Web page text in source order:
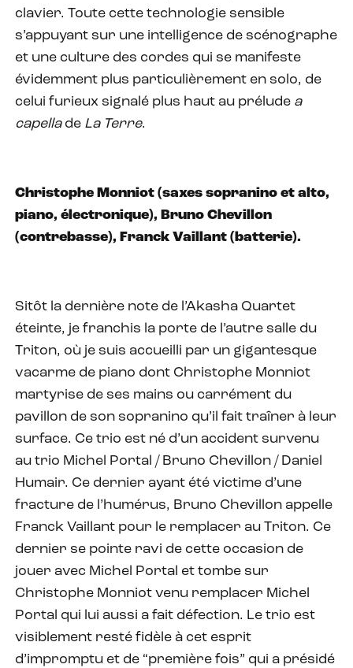
clavier. Toute cette technologie sensible
s’appuyant sur une intelligence de scénographe
et une culture des cordes qui se manifeste
évidemment plus particulièrement en solo, de
celui furieux signalé plus haut au prélude a
capellade La Terre.
Christophe Monniot (saxes sopranino et alto,
piano, électronique), Bruno Chevillon
(contrebasse), Franck Vaillant (batterie).
Sitôt la dernière note de l’Akasha Quartet
éteinte, je franchis la porte de l’autre salle du
Triton, où je suis accueilli par un gigantesque
vacarme de piano dont Christophe Monniot
martyrise de ses mains ou carrément du
pavillon de son sopranino qu’il fait traîner à leur
surface. Ce trio est né d’un accident survenu
au trio Michel Portal / Bruno Chevillon / Daniel
Humair. Ce dernier ayant été victime d’une
fracture de l’humérus, Bruno Chevillon appelle
Franck Vaillant pour le remplacer au Triton. Ce
dernier se pointe ravi de cette occasion de
jouer avec Michel Portal et tombe sur
Christophe Monniot venu remplacer Michel
Portal qui lui aussi a fait défection. Le trio est
visiblement resté fidèle à cet esprit
d’impromptu et de “première fois” qui a présidé